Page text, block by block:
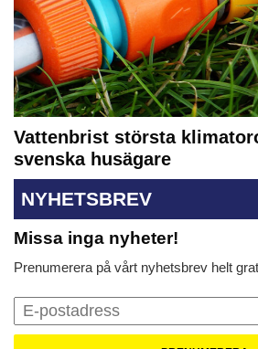
Vattenbrist största
svenska husägare
NYHETSBREV
Missa inga nyheter!
Prenumerera på vårt nyhetsbrev helt